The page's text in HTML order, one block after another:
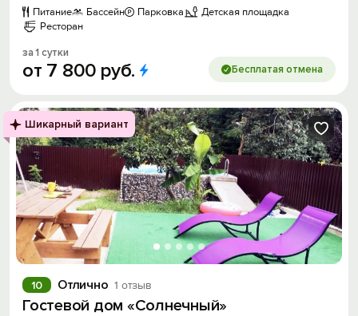
Питание
Бассейн Парковка
Детская площадка
Ресторан
за 1 сутки
от 7 800 руб. Бесплатая отмена
Шикарный вариант
Отлично 1 отзыв
10
Гостевой дом «Солнечный»